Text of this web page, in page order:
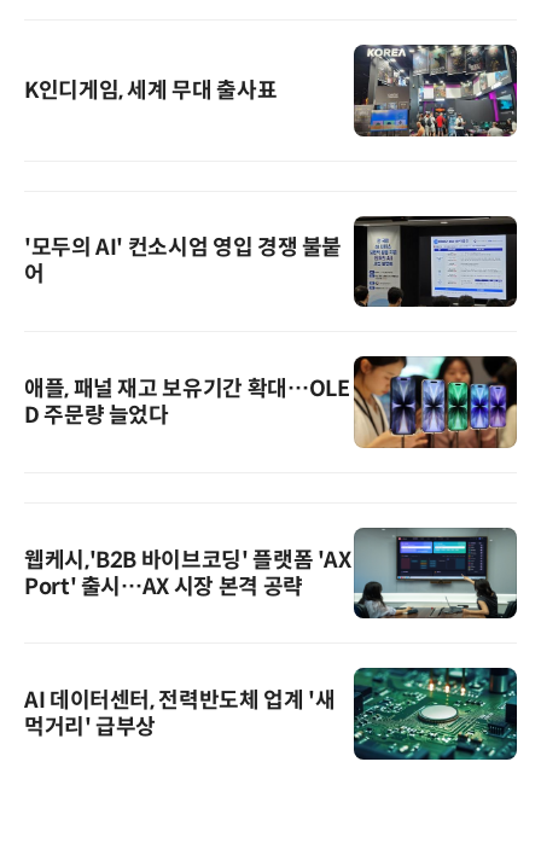
K인디게임, 세계 무대 출사표
'모두의 AI' 컨소시엄 영입 경쟁 불붙
어
애플, 패널 재고 보유기간 확대…OLE
D 주문량 늘었다
웹케시,'B2B 바이브코딩' 플랫폼 'AX
Port' 출시…AX 시장 본격 공략
AI 데이터센터, 전력반도체 업계 '새
먹거리' 급부상